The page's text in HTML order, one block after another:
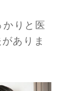
りと医
ありま